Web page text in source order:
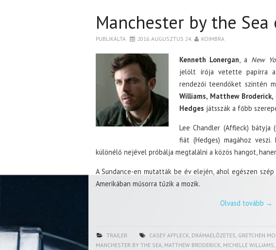
Manchester by the Sea
PUBLIKÁLTA 2016. AUGUSZTUS 24. KOIMBRA
Kenneth Lonergan, a New
jelölt írója vetette papírra a
rendezői teendőket szintén
Williams, Matthew Broderick,
Hedges játsszák a főbb
Lee Chandler (Affleck) bátyja
fiát (Hedges) magához veszi.
különélő nejével próbálja megtalálni a közös hangot,
A Sundance-en mutatták be év elején, ahol egészen
Amerikában műsorra tűzik a mozik.
Olvasd tovább →
TRAILER CASEY AFFLECK, DRÁMAELŐZETES, GRETCHEN
MANCHESTER BY THE SEA, MATTHEW BRODERICK, MICHELLE WILLIAMS,